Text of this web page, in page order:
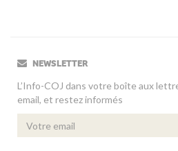
NEWSLETTER
L’Info-COJ dans votre boîte aux
email, et restez informés